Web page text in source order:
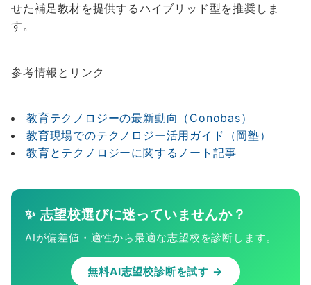
せた補足教材を提供するハイブリッド型を推奨しま
す。
参考情報とリンク
教育テクノロジーの最新動向（Conobas）
教育現場でのテクノロジー活用ガイド（岡塾）
教育とテクノロジーに関するノート記事
✨ 志望校選びに迷っていませんか？
AIが偏差値・適性から最適な志望校を診断します。
無料AI志望校診断を試す →